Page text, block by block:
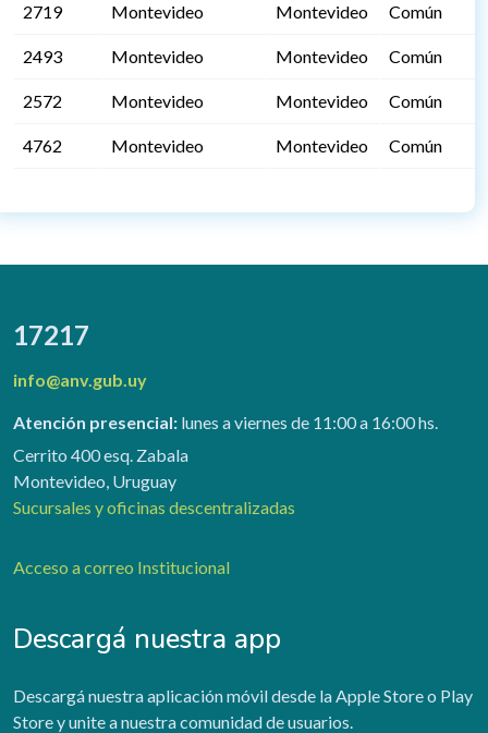
2719 Montevideo Montevideo Común
2493 Montevideo Montevideo Común
2572 Montevideo Montevideo Común
4762 Montevideo Montevideo Común
17217
info@anv.gub.uy
Atención presencial: lunes a viernes de 11:00 a 16:00 hs.
Cerrito 400 esq. Zabala
Montevideo, Uruguay
Sucursales y oficinas descentralizadas
Acceso a correo Institucional
Descargá nuestra app
Descargá nuestra aplicación móvil desde la Apple Store o Play
Store y unite a nuestra comunidad de usuarios.